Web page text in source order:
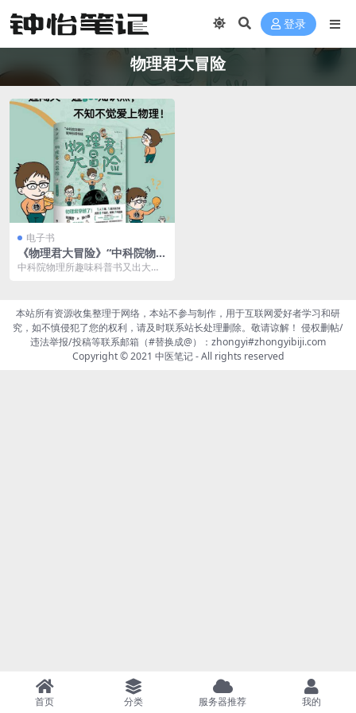
登录
物理君大冒险
电子书
《物理君大冒险》“中科院物理
所”趣味科普特辑
中科院物理所趣味科普书又出大
本站所有资源收集整理于网络，本站不参与制作，用于互联网爱好者学习和研
究，如不慎侵犯了您的权利，请及时联系站长处理删除。敬请谅解！ 侵权删帖/
违法举报/投稿等联系邮箱（#替换成@）：zhongyi#zhongyibiji.com
Copyright © 2021 中医笔记- All rights reserved
首页 分类 服务器推荐 我的